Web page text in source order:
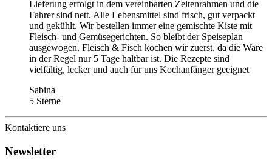
Lieferung erfolgt in dem vereinbarten Zeitenrahmen und die
Fahrer sind nett. Alle Lebensmittel sind frisch, gut verpackt
und gekühlt. Wir bestellen immer eine gemischte Kiste mit
Fleisch- und Gemüsegerichten. So bleibt der Speiseplan
ausgewogen. Fleisch & Fisch kochen wir zuerst, da die Ware
in der Regel nur 5 Tage haltbar ist. Die Rezepte sind
vielfältig, lecker und auch für uns Kochanfänger geeignet
Sabina
5 Sterne
Kontaktiere uns
Newsletter